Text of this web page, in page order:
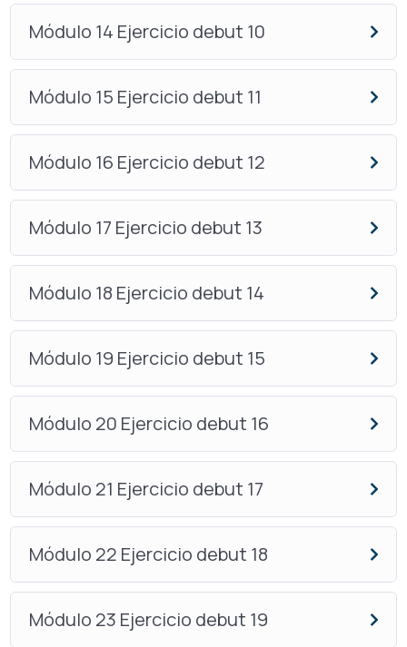
Módulo 14 Ejercicio debut 10
Módulo 15 Ejercicio debut 11
Módulo 16 Ejercicio debut 12
Módulo 17 Ejercicio debut 13
Módulo 18 Ejercicio debut 14
Módulo 19 Ejercicio debut 15
Módulo 20 Ejercicio debut 16
Módulo 21 Ejercicio debut 17
Módulo 22 Ejercicio debut 18
Módulo 23 Ejercicio debut 19